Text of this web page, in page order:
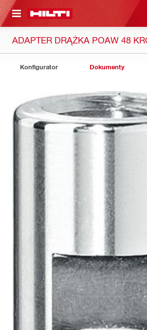
GŁÓWNEJ
ADAPTER DRĄŻKA POAW 48
Konfigurator Dokumenty